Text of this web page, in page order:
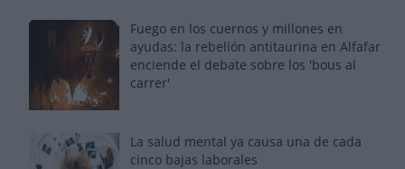
Fuego en los cuernos y millones en
ayudas: la rebelión antitaurina en Alfafar
enciende el debate sobre los 'bous al
carrer'
La salud mental ya causa una de cada
cinco bajas laborales